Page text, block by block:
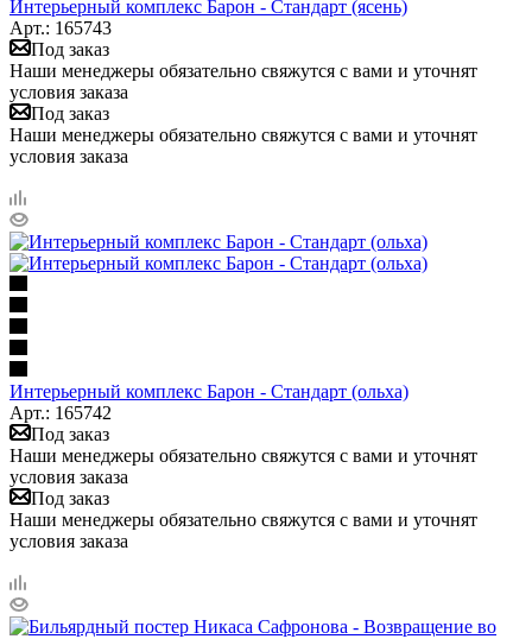
Интерьерный комплекс Барон - Стандарт (ясень)
Арт.: 165743
Под заказ
Наши менеджеры обязательно свяжутся с вами и уточнят
условия заказа
Под заказ
Наши менеджеры обязательно свяжутся с вами и уточнят
условия заказа
Интерьерный комплекс Барон - Стандарт (ольха)
Арт.: 165742
Под заказ
Наши менеджеры обязательно свяжутся с вами и уточнят
условия заказа
Под заказ
Наши менеджеры обязательно свяжутся с вами и уточнят
условия заказа